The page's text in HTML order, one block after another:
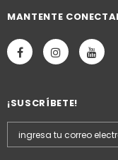
MANTENTE
¡SUSCRÍBETE!